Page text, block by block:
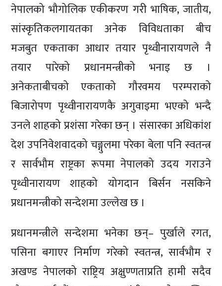
नेपालको भौगोलिक एकीकरण गरी भाषिक, जातीय,
सांस्कृतिकलगायतका अनेक विविधताका बीच
मजबुत एकताका आधार तयार पृथ्वीनारायणले नै
तयार पारेको प्रधानमन्त्रीको भनाइ छ ।
अनेकताबीचको एकताको गौरवमय परम्पराको
बिजारोपण पृथ्वीनारायणकै अगुवाइमा भएको भन्दै
उनले शाहको प्रशंसा गरेका छन् । संसारका अधिकांश
देश उपनिवेशवादको चङ्गुलमा परेका बेला पनि स्वतन्त्र
र सार्वभौम राष्ट्रका रूपमा नेपालको उदय गराउने
पृथ्वीनारायण शाहको योगदान बिर्सन नसकिने
प्रधानमन्त्रीको सन्देशमा उल्लेख छ ।
प्रधानमन्त्रीले सन्देशमा भनेका छन्– पुर्खाले रगत,
पसिना बगाएर निर्माण गरेको स्वतन्त्र, सार्वभौम र
अखण्ड नेपालको राष्ट्रिय अक्षुण्णताप्रति हामी सदैव